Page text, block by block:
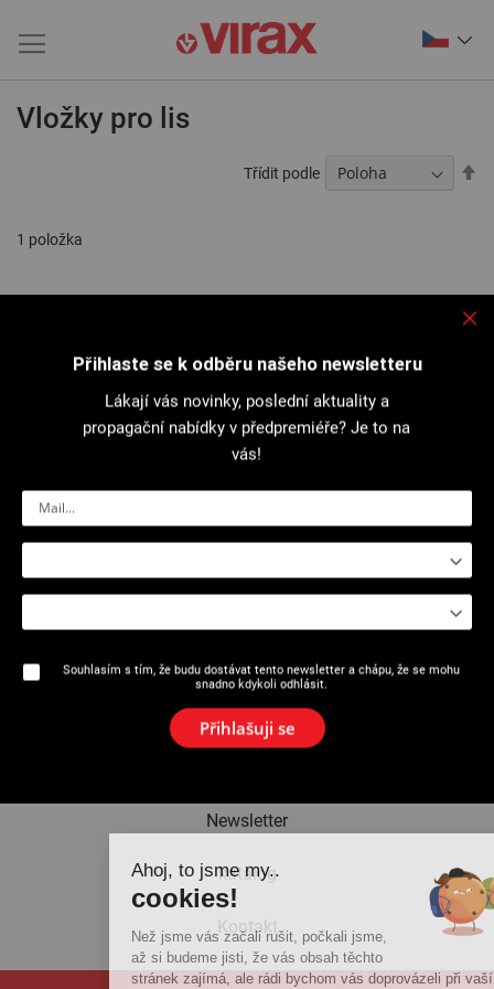
Vložky pro lis
1 položka
Třídit podle
P25+
O značce
Newsletter
katalog
Kontakt
Přihlaste se k odběru našeho newsletteru
Lákají vás novinky, poslední aktuality a
propagační nabídky v předpremiéře? Je to na
vás!
Souhlasím s tím, že budu dostávat tento newsletter a chápu, že se mohu
snadno kdykoli odhlásit.
Přihlašuji se
Ahoj, to jsme my..
cookies!
Než jsme vás začali rušit, počkali jsme,
až si budeme jisti, že vás obsah těchto
stránek zajímá, ale rádi bychom vás doprovázeli při vaší